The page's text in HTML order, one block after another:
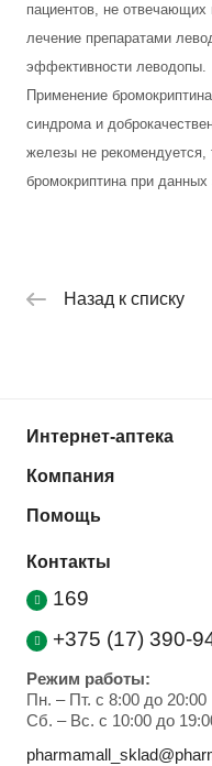
пациентов, не
лечение препаратами
эффективности леводопы.
Применение
синдрома и
железы не
бромокриптина при данных
Назад к списку
Интернет-аптека
Компания
Помощь
Контакты
169
+375 (17) 390-
Режим работы:
Пн. – Пт. с 8:00 до 20:00
Cб. – Вс. с 10:00 до